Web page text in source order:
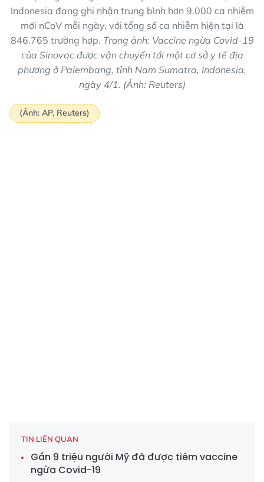
Indonesia đang ghi nhận trung bình hơn 9.000 ca nhiễm
mới nCoV mỗi ngày, với tổng số ca nhiễm hiện tại là
846.765 trường hợp. Trong ảnh: Vaccine ngừa Covid-19
của Sinovac được vận chuyển tới một cơ sở y tế địa
phương ở Palembang, tỉnh Nam Sumatra, Indonesia,
ngày 4/1. (Ảnh: Reuters)
(Ảnh: AP, Reuters)
TIN LIÊN QUAN
Gần 9 triệu người Mỹ đã được tiêm vaccine
ngừa Covid-19